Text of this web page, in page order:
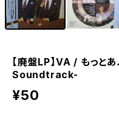
【廃盤LP】VA / もっ
Soundtrack-
¥50